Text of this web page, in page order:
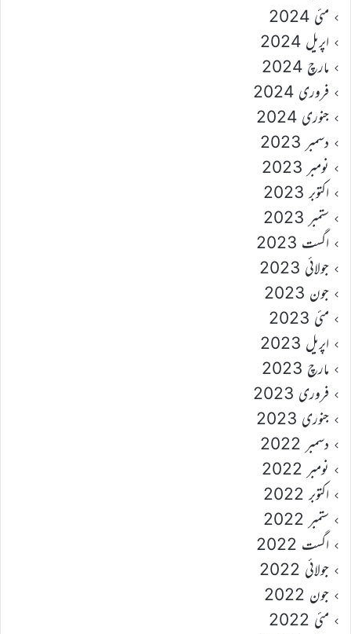
مئی 2024
اپریل 2024
مارچ 2024
فروری 2024
جنوری 2024
دسمبر 2023
نومبر 2023
اکتوبر 2023
ستمبر 2023
اگست 2023
جولائی 2023
جون 2023
مئی 2023
اپریل 2023
مارچ 2023
فروری 2023
جنوری 2023
دسمبر 2022
نومبر 2022
اکتوبر 2022
ستمبر 2022
اگست 2022
جولائی 2022
جون 2022
مئی 2022